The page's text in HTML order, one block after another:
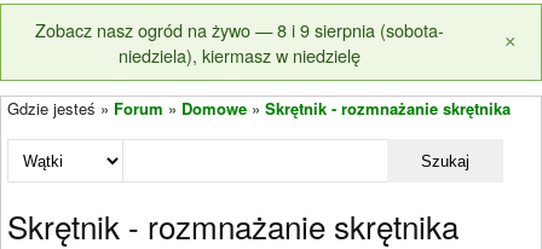
Zobacz nasz ogród na żywo — 8 i 9 sierpnia (sobota-
niedziela), kiermasz w niedzielę
×
Gdzie jesteś » Forum » Domowe » Skrętnik - rozmnażanie skrętnika
Szukaj
Skrętnik - rozmnażanie skrętnika